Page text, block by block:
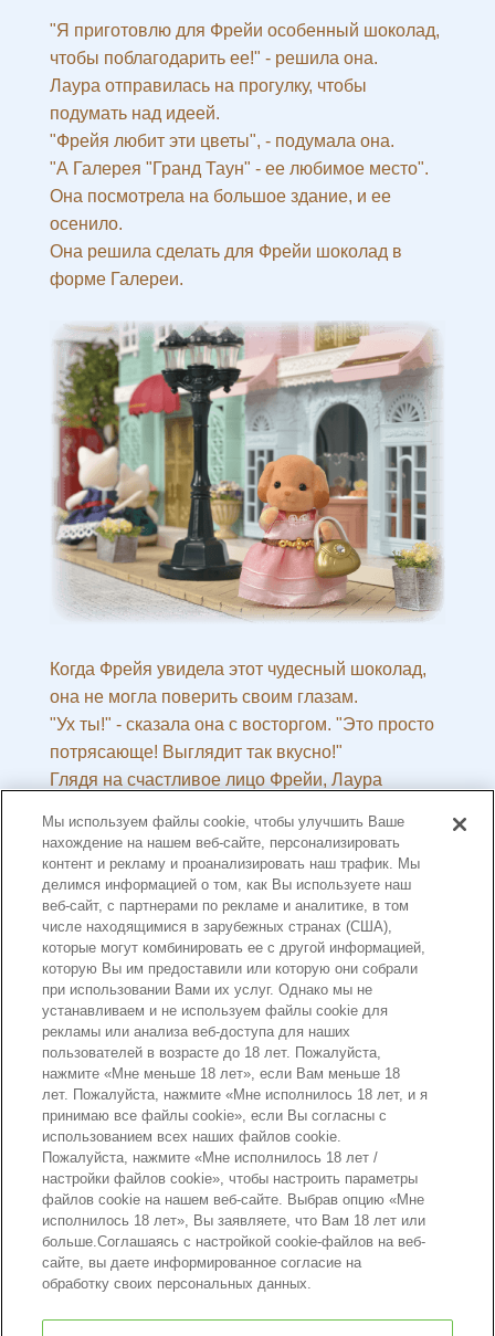
"Я приготовлю для Фрейи особенный шоколад,
чтобы поблагодарить ее!" - решила она.
Лаура отправилась на прогулку, чтобы
подумать над идеей.
"Фрейя любит эти цветы", - подумала она.
"А Галерея "Гранд Таун" - ее любимое место".
Она посмотрела на большое здание, и ее
осенило.
Она решила сделать для Фрейи шоколад в
форме Галереи.
Когда Фрейя увидела этот чудесный шоколад,
она не могла поверить своим глазам.
"Ух ты!" - сказала она с восторгом. "Это просто
потрясающе! Выглядит так вкусно!"
Глядя на счастливое лицо Фрейи, Лаура
сделать счастливым кого-нибудь. "Я буду
готовить еще более вкусный шоколад и сделаю
всех еще более счастливыми", - решила она.
Конец
ПРИМЕЧАНИЕ
Мы используем файлы cookie, чтобы улучшить Ваше
нахождение на нашем веб-сайте, персонализировать
контент и рекламу и проанализировать наш трафик. Мы
делимся информацией о том, как Вы используете наш
веб-сайт, с партнерами по рекламе и аналитике, в том
числе находящимися в зарубежных странах (США),
которые могут комбинировать ее с другой информацией,
которую Вы им предоставили или которую они собрали
при использовании Вами их услуг. Однако мы не
устанавливаем и не используем файлы cookie для
рекламы или анализа веб-доступа для наших
пользователей в возрасте до 18 лет. Пожалуйста,
нажмите «Мне меньше 18 лет», если Вам меньше 18
лет. Пожалуйста, нажмите «Мне исполнилось 18 лет, и я
принимаю все файлы cookie», если Вы согласны с
использованием всех наших файлов cookie.
Пожалуйста, нажмите «Мне исполнилось 18 лет /
настройки файлов cookie», чтобы настроить параметры
файлов cookie на нашем веб-сайте. Выбрав опцию «Мне
исполнилось 18 лет», Вы заявляете, что Вам 18 лет или
больше.Соглашаясь с настройкой cookie-файлов на веб-
сайте, вы даете информированное согласие на
обработку своих персональных данных.